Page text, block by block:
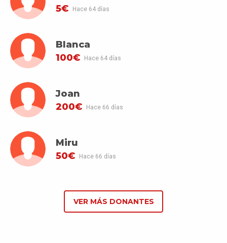
5€
Hace 64 días
Blanca
100€
Hace 64 días
Joan
200€
Hace 66 días
Miru
50€
Hace 66 días
VER MÁS DONANTES